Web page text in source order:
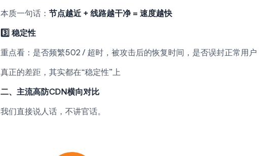
本质一句话： 节点越近 + 线路越干净 = 速度越快
3️⃣ 稳定性
重点看：是否频繁502 / 超时，被攻击后的恢复时间，是否误封正常用户
真正的差距，其实都在“稳定性”上
二、主流高防CDN横向对比
我们直接说人话，不讲官话。